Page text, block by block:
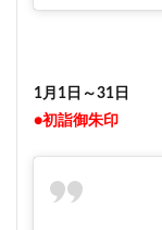
1月1日～31日
●初詣御朱印